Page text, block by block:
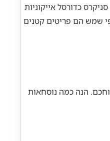
כדורסל אייקוניות
שמש הם פריטים קטנים
הנה כמה נוסחאות